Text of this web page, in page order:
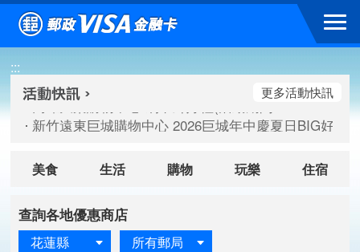
跳到主要內容區塊
:::
高雄大樂購物中心 刷卡郵好禮(活動期間：115/08/07-
臺北三創生活 有點東西第2波 刷卡郵好禮(活動期間：
高雄大樂購物中心 刷卡郵好禮(活動期間：115/08/07-
新竹遠東巨城購物中心 2026巨城年中慶夏日BIG好刷(
更多活動快訊
美食 生活 購物 玩樂 住宿
查詢各地優惠商店
花蓮縣 所有郵局